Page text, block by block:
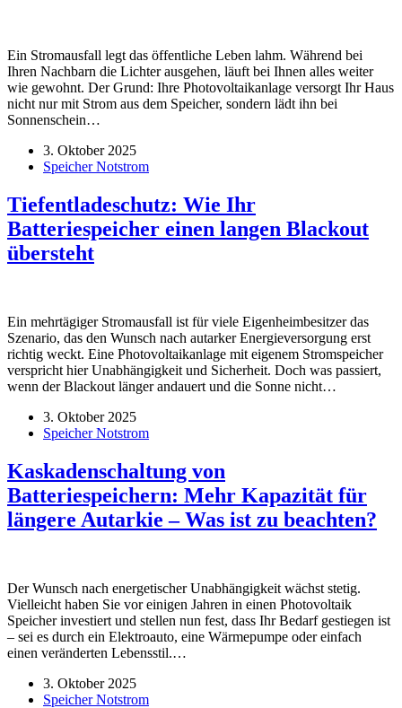
Ein Stromausfall legt das öffentliche Leben lahm. Während bei
Ihren Nachbarn die Lichter ausgehen, läuft bei Ihnen alles weiter
wie gewohnt. Der Grund: Ihre Photovoltaikanlage versorgt Ihr Haus
nicht nur mit Strom aus dem Speicher, sondern lädt ihn bei
Sonnenschein…
3. Oktober 2025
Speicher Notstrom
Tiefentladeschutz: Wie Ihr
Batteriespeicher einen langen Blackout
übersteht
Ein mehrtägiger Stromausfall ist für viele Eigenheimbesitzer das
Szenario, das den Wunsch nach autarker Energieversorgung erst
richtig weckt. Eine Photovoltaikanlage mit eigenem Stromspeicher
verspricht hier Unabhängigkeit und Sicherheit. Doch was passiert,
wenn der Blackout länger andauert und die Sonne nicht…
3. Oktober 2025
Speicher Notstrom
Kaskadenschaltung von
Batteriespeichern: Mehr Kapazität für
längere Autarkie – Was ist zu beachten?
Der Wunsch nach energetischer Unabhängigkeit wächst stetig.
Vielleicht haben Sie vor einigen Jahren in einen Photovoltaik
Speicher investiert und stellen nun fest, dass Ihr Bedarf gestiegen ist
– sei es durch ein Elektroauto, eine Wärmepumpe oder einfach
einen veränderten Lebensstil.…
3. Oktober 2025
Speicher Notstrom